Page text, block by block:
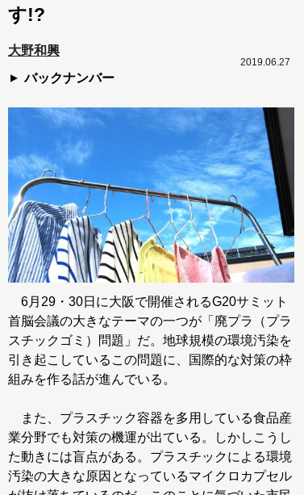
す!?
大野和興
バックナンバー
2019.06.27
6月29・30日に大阪で開催されるG20サミット
首脳会議の大きなテーマの一つが「廃プラ（プラ
スチックゴミ）問題」だ。地球規模の環境汚染を
引き起こしているこの問題に、国際的な対策の枠
組みを作る話が進んでいる。
また、プラスチック容器を多用している食品産
業分野でも対策の機運が出ている。しかしこうし
た動きには盲点がある。プラスチックによる環境
汚染の大きな原因となっているマイクロカプセル